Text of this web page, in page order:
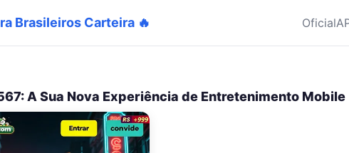
Brasileiros Carteira 🔥 Oficial
A Sua Nova Experiência de Entretenimento Mobile